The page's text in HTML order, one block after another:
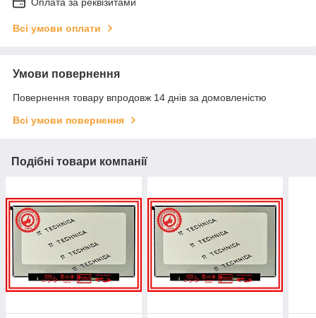
Оплата за реквізитами
Всі умови оплати
Умови повернення
Повернення товару впродовж 14 днів за домовленістю
Всі умови повернення
Подібні товари компанії